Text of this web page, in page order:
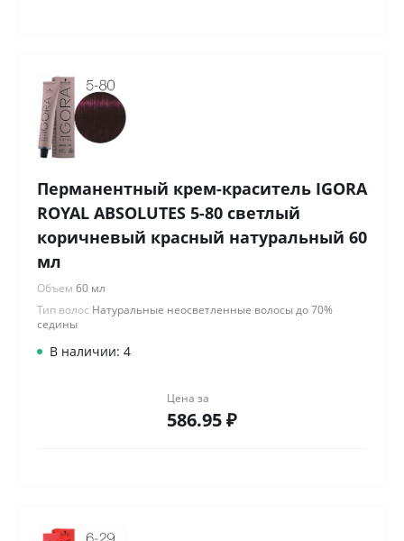
Перманентный крем-краситель IGORA
ROYAL ABSOLUTES 5-80 светлый
коричневый красный натуральный 60
мл
Объем 60 мл
Тип волос Натуральные неосветленные волосы до 70%
седины
В наличии: 4
Цена за
586.95 ₽